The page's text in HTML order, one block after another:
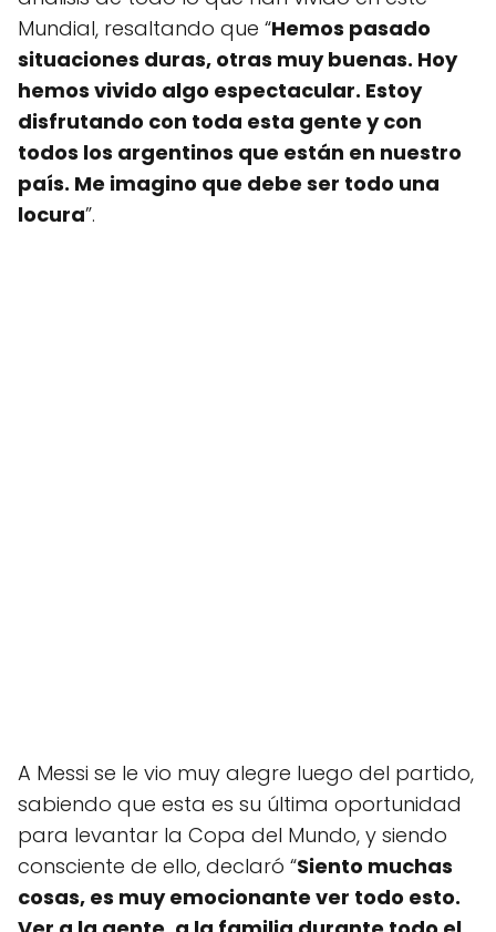
Mundial, resaltando que “Hemos pasado
situaciones duras, otras muy buenas. Hoy
hemos vivido algo espectacular. Estoy
disfrutando con toda esta gente y con
todos los argentinos que están en nuestro
país. Me imagino que debe ser todo una
locura”.
A Messi se le vio muy alegre luego del partido,
sabiendo que esta es su última oportunidad
para levantar la Copa del Mundo, y siendo
consciente de ello, declaró “Siento muchas
cosas, es muy emocionante ver todo esto.